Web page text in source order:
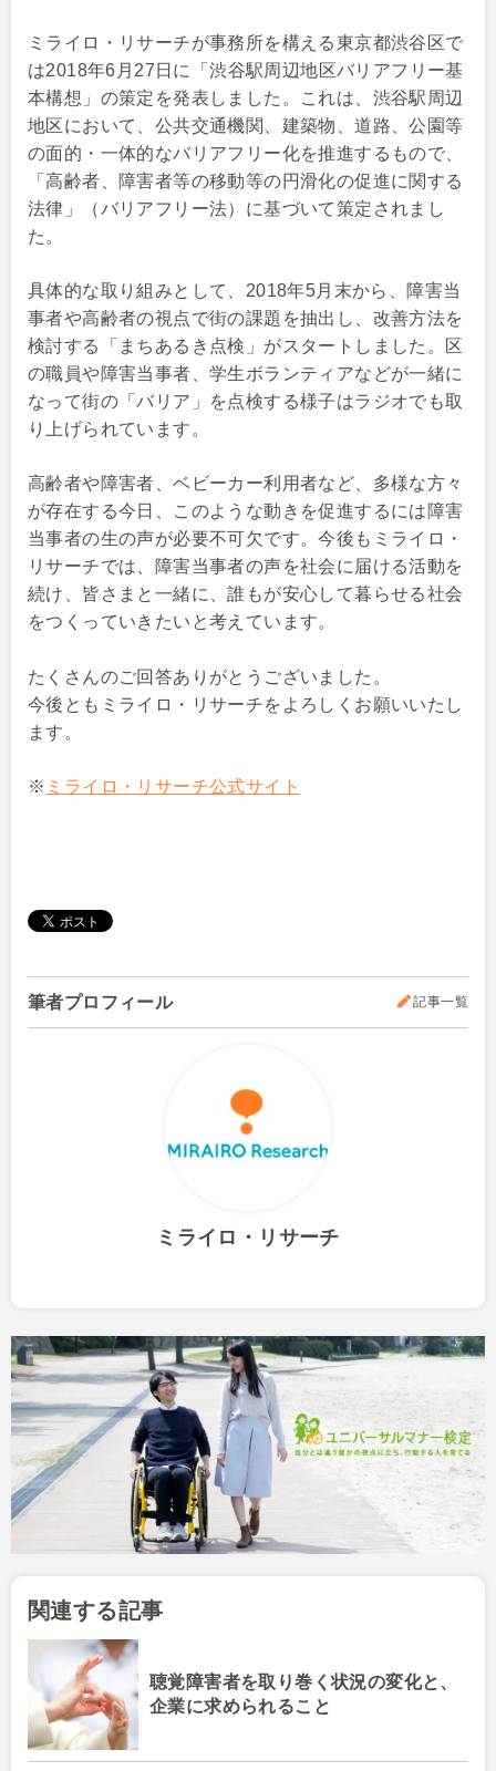
ミライロ・リサーチが事務所を構える東京都渋谷区で
は2018年6月27日に「渋谷駅周辺地区バリアフリー基
本構想」の策定を発表しました。これは、渋谷駅周辺
地区において、公共交通機関、建築物、道路、公園等
の面的・一体的なバリアフリー化を推進するもので、
「高齢者、障害者等の移動等の円滑化の促進に関する
法律」（バリアフリー法）に基づいて策定されまし
た。
具体的な取り組みとして、2018年5月末から、障害当
事者や高齢者の視点で街の課題を抽出し、改善方法を
検討する「まちあるき点検」がスタートしました。区
の職員や障害当事者、学生ボランティアなどが一緒に
なって街の「バリア」を点検する様子はラジオでも取
り上げられています。
高齢者や障害者、ベビーカー利用者など、多様な方々
が存在する今日、このような動きを促進するには障害
当事者の生の声が必要不可欠です。今後もミライロ・
リサーチでは、障害当事者の声を社会に届ける活動を
続け、皆さまと一緒に、誰もが安心して暮らせる社会
をつくっていきたいと考えています。
たくさんのご回答ありがとうございました。
今後ともミライロ・リサーチをよろしくお願いいたし
ます。
※ ミライロ・リサーチ公式サイト
筆者プロフィール 記事一覧
ミライロ・リサーチ
関連する記事
聴覚障害者を取り巻く状況の変化と、
企業に求められること